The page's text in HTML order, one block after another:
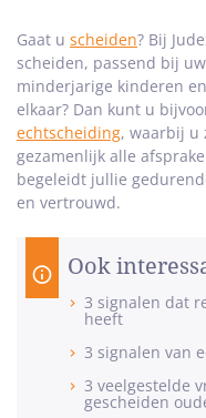
Gaat u scheiden? Bij
scheiden, passend bij
minderjarige kinderen
elkaar? Dan kunt u
echtscheiding, waarbij u
gezamenlijk alle
begeleidt jullie
en vertrouwd.
Ook
3 signalen dat
heeft
3 signalen van
3 veelgestelde
gescheiden